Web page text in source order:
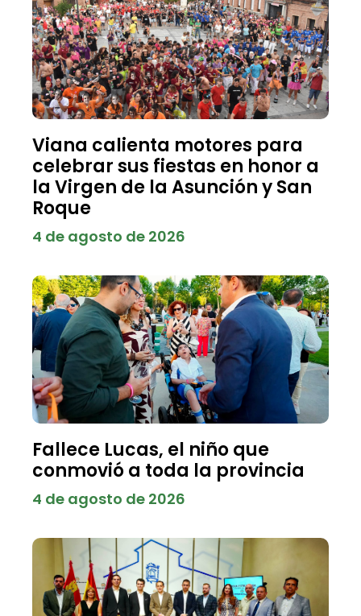
Viana calienta motores para
celebrar sus fiestas en honor a
la Virgen de la Asunción y San
Roque
4 de agosto de 2026
Fallece Lucas, el niño que
conmovió a toda la provincia
4 de agosto de 2026